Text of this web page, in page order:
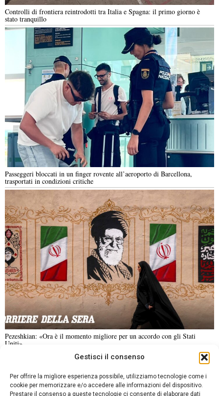
Gestisci il consenso
Per offrire la migliore esperienza possibile, utilizziamo tecnologie come i
cookie per memorizzare e/o accedere alle informazioni del dispositivo.
Prestare il consenso a queste tecnologie ci consente di elaborare dati
Controlli di frontiera reintrodotti tra Italia e Spagna: il primo giorno è
stato tranquillo
Passeggeri bloccati in un finger rovente all’aeroporto di Barcellona,
trasportati in condizioni critiche
Pezeshkian: «Ora è il momento migliore per un accordo con gli Stati
Uniti»
ANALISI E OPINIONI
SPORT CULTURA VIAGGI